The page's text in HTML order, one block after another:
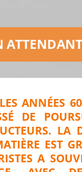
ANNÉES
DE
LA
EST
A